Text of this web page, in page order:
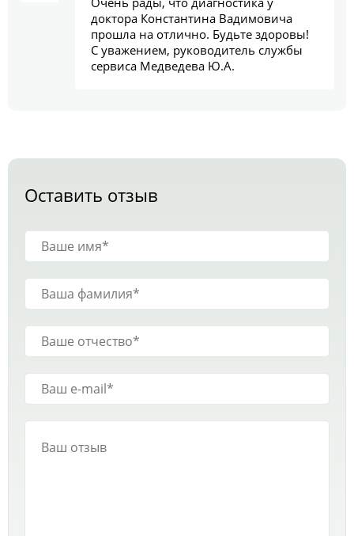
доктора Константина Вадимовича
прошла на отлично. Будьте здоровы!
С уважением, руководитель службы
сервиса Медведева Ю.А.
Оставить отзыв